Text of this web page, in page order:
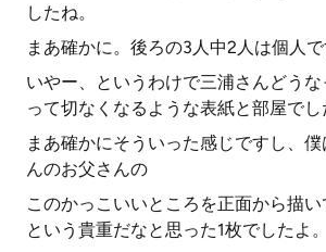
したね。
まあ確かに。後ろの3人中2人は個人で
いやー、というわけで三浦さんどう
って切なくなるような表紙と部屋でし
まあ確かにそういった感じですし、僕
んのお父さんの
このかっこいいところを正面から描
という貴重だなと思った1枚でしたよ。